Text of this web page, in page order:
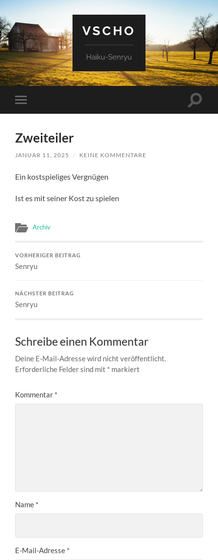
VSCHO
Haiku-Senryu
Mobile-
Menü
Zweiteiler
JANUAR 11, 2025 / KEINE KOMMENTARE
Ein kostspieliges Vergnügen
Ist es mit seiner Kost zu spielen
Archiv
VORHERIGER BEITRAG
Senryu
NÄCHSTER BEITRAG
Senryu
Schreibe einen Kommentar
Deine E-Mail-Adresse wird nicht veröffentlicht.
Erforderliche Felder sind mit * markiert
Kommentar *
Name *
E-Mail-Adresse *